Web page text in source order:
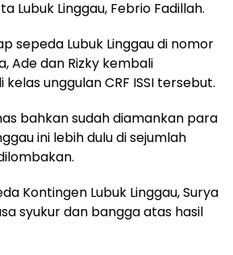
Lubuk Linggau, Febrio Fadillah.
sepeda Lubuk Linggau di nomor
Ade dan Rizky kembali
unggulan CRF ISSI tersebut.
bahkan sudah diamankan para
ini lebih dulu di sejumlah
Kontingen Lubuk Linggau, Surya
syukur dan bangga atas hasil